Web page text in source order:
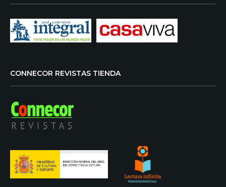
CONNECOR REVISTAS TIENDA